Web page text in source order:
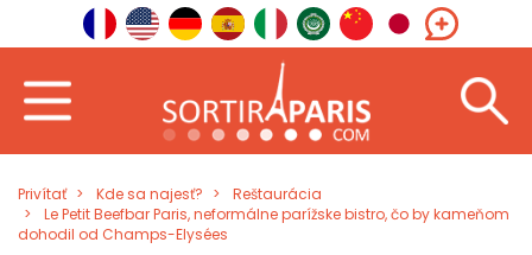
Privítať Kde sa najesť?
Reštaurácia
Le Petit Beefbar Paris, neformálne parížske bistro, čo by kameňom
dohodil od Champs-Elysées